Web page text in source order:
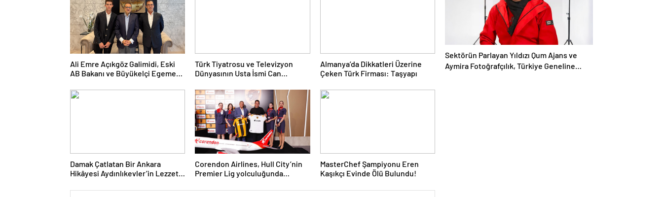
Ali Emre Açıkgöz Galimidi, Eski
AB Bakanı ve Büyükelçi Egemen
Türk Tiyatrosu ve Televizyon
Dünyasının Usta İsmi Can
Almanya’da Dikkatleri Üzerine
Çeken Türk Firması: Taşyapı
Damak Çatlatan Bir Ankara
Hikâyesi Aydınlıkevler’in Lezzet
Corendon Airlines, Hull City’nin
Premier Lig yolculuğunda
MasterChef Şampiyonu Eren
Kaşıkçı Evinde Ölü Bulundu!
Sektörün Parlayan Yıldızı Qum Ajans ve
Aymira Fotoğrafçılık, Türkiye Geneline